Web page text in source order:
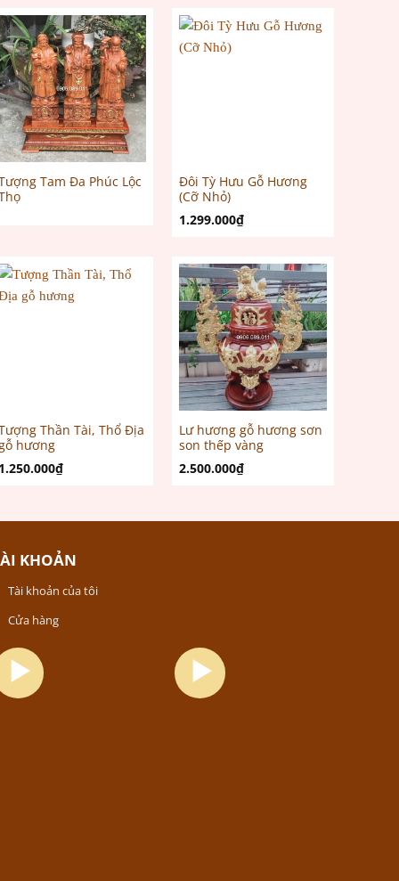
Tam Đa Phúc Lộc
Đôi Tỳ Hưu Gỗ Hương
(Cỡ Nhỏ)
1.299.000₫
Thần Tài, Thổ Địa
hương
1.250.000₫
Lư hương gỗ hương sơn
son thếp vàng
2.500.000₫
KHOẢN
Tài khoản của tôi
Cửa hàng